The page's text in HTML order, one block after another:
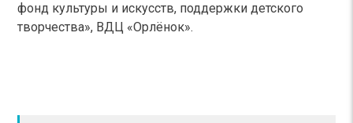
фонд культуры и искусств, поддержки детского
творчества», ВДЦ «Орлёнок».